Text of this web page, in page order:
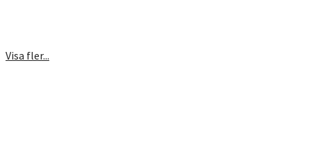
Visa fler...